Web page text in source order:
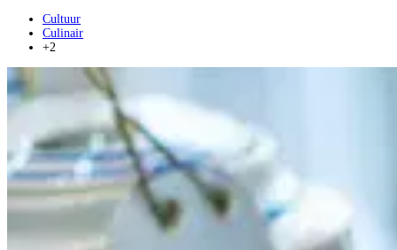
Cultuur
Culinair
+2